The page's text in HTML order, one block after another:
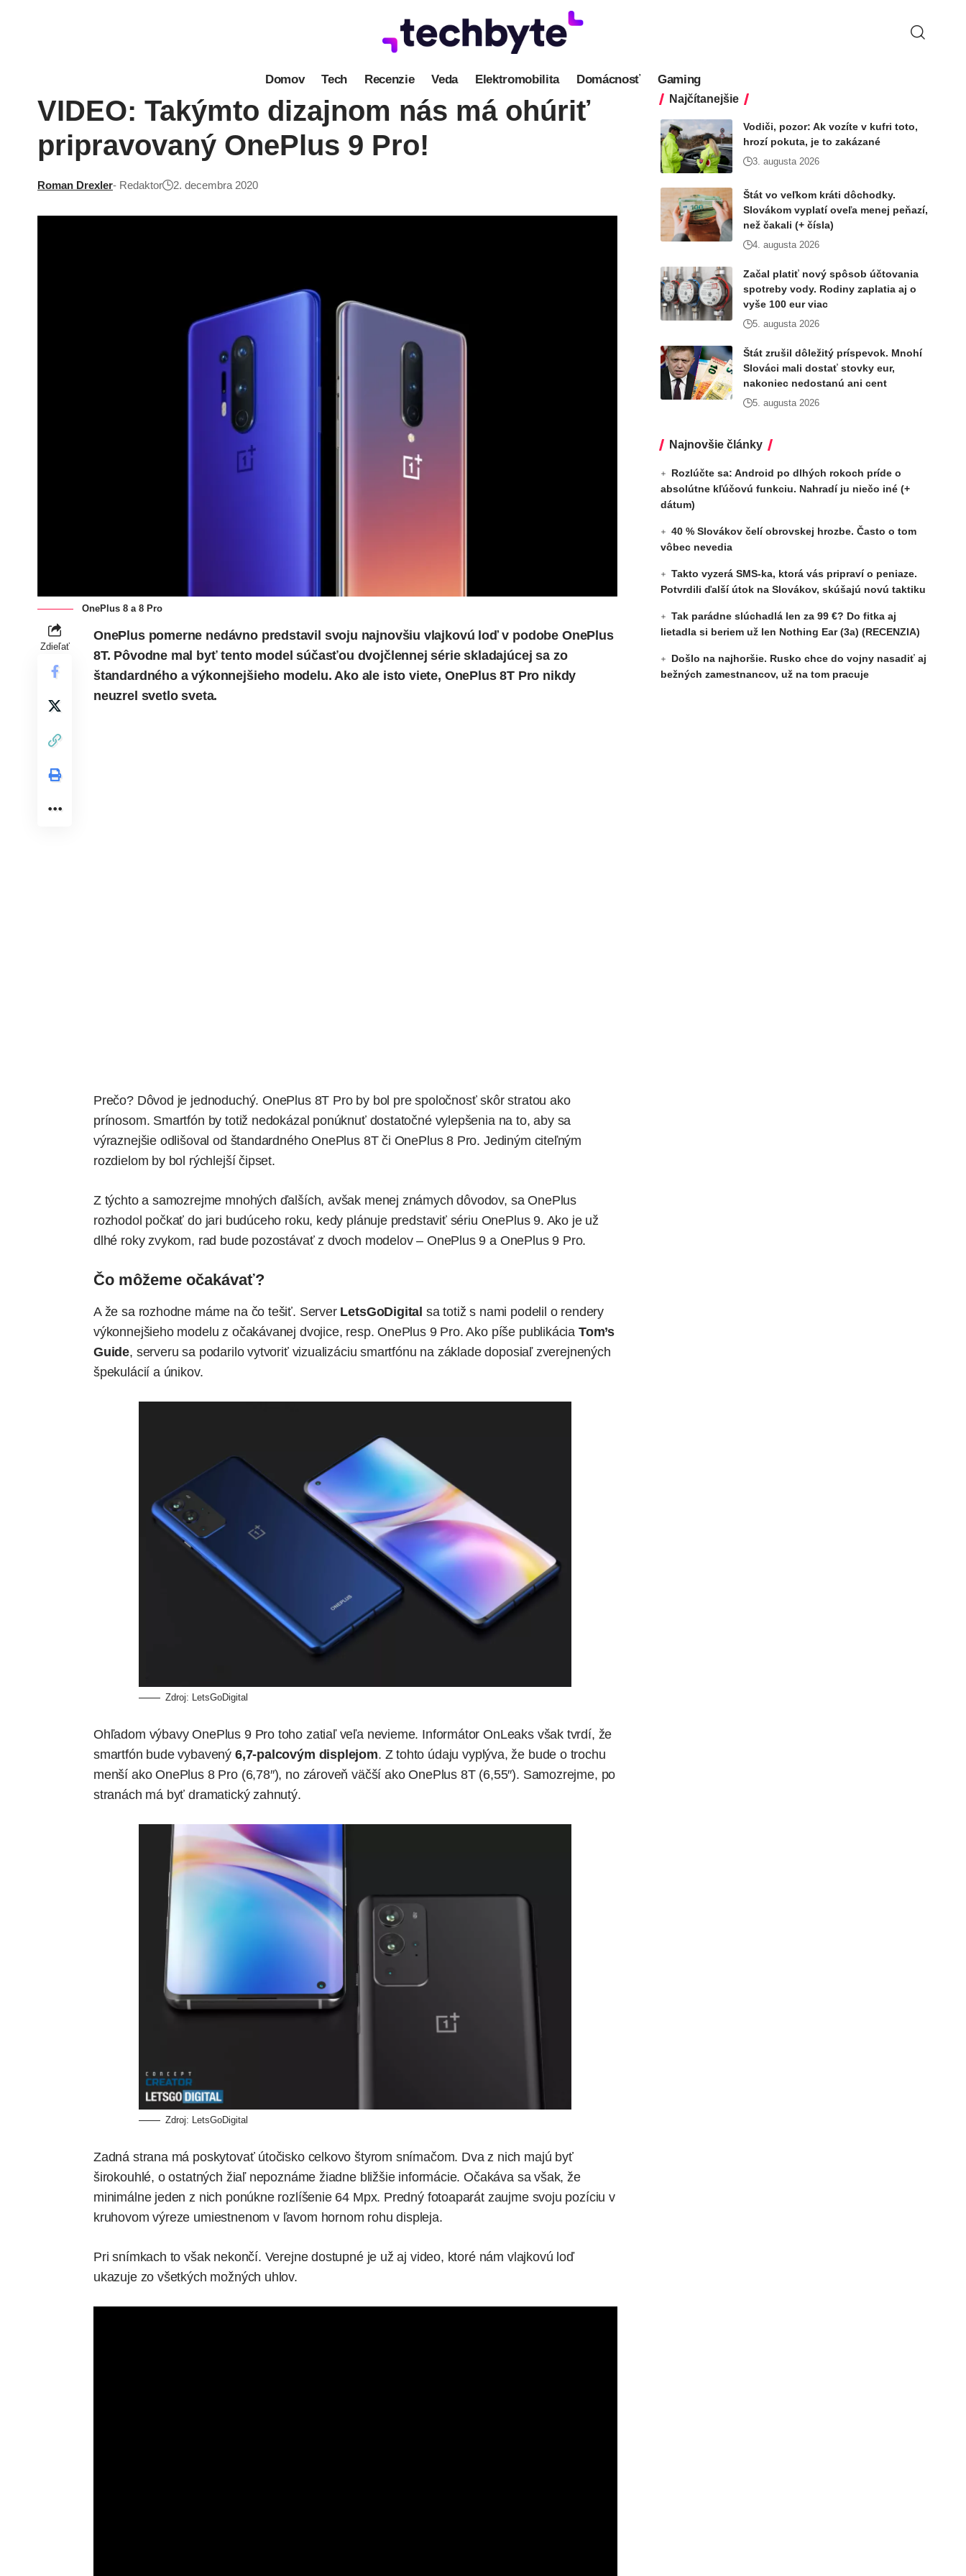
Domov Tech Recenzie Veda Elektromobilita Domácnosť Gaming
VIDEO: Takýmto dizajnom nás má ohúriť
pripravovaný OnePlus 9 Pro!
Roman Drexler- Redaktor 2. decembra 2020
OnePlus 8 a 8 Pro
Zdieľať
OnePlus pomerne nedávno predstavil svoju najnovšiu vlajkovú loď v podobe OnePlus
8T. Pôvodne mal byť tento model súčasťou dvojčlennej série skladajúcej sa zo
štandardného a výkonnejšieho modelu. Ako ale isto viete, OnePlus 8T Pro nikdy
neuzrel svetlo sveta.
Prečo? Dôvod je jednoduchý. OnePlus 8T Pro by bol pre spoločnosťskôr stratou ako
prínosom. Smartfón by totiž nedokázal ponúknuť dostatočné vylepšenia na to, aby sa
výraznejšie odlišoval od štandardného OnePlus 8T či OnePlus 8 Pro. Jediným citeľným
rozdielom by bol rýchlejší čipset.
Z týchto a samozrejme mnohých ďalších, avšak menej známych dôvodov, sa OnePlus
rozhodol počkať do jari budúceho roku, kedy plánuje predstaviť sériu OnePlus 9. Ako je už
dlhé roky zvykom, rad bude pozostávať z dvoch modelov – OnePlus 9 a OnePlus 9 Pro.
Čo môžeme očakávať?
A že sa rozhodne máme na čo tešiť. Server LetsGoDigital sa totiž s nami podelil o rendery
výkonnejšieho modelu z očakávanej dvojice, resp. OnePlus 9 Pro. Ako píše publikácia Tom’s
Guide, serveru sa podarilo vytvoriť vizualizáciu smartfónu na základe doposiaľ zverejnených
špekulácií a únikov.
Zdroj: LetsGoDigital
Ohľadom výbavy OnePlus 9 Pro toho zatiaľ veľa nevieme. Informátor OnLeaks však tvrdí, že
smartfón bude vybavený 6,7-palcovým displejom. Z tohto údaju vyplýva, že bude o trochu
menší ako OnePlus 8 Pro (6,78″), no zároveň väčší ako OnePlus 8T (6,55″). Samozrejme, po
stranách má byť dramatický zahnutý.
Zdroj: LetsGoDigital
Zadná strana má poskytovať útočisko celkovo štyrom snímačom. Dva z nich majú byť
širokouhlé, o ostatných žiaľ nepoznáme žiadne bližšie informácie. Očakáva sa však, že
minimálne jeden z nich ponúkne rozlíšenie 64 Mpx. Predný fotoaparát zaujme svoju pozíciu v
kruhovom výreze umiestnenom v ľavom hornom rohu displeja.
Pri snímkach to však nekončí. Verejne dostupné je už aj video, ktoré nám vlajkovú loď
ukazuje zo všetkých možných uhlov.
Najčítanejšie
Vodiči, pozor: Ak vozíte v kufri toto,
hrozí pokuta, je to zakázané
3. augusta 2026
Štát vo veľkom kráti dôchodky.
Slovákom vyplatí oveľa menej peňazí,
než čakali (+ čísla)
4. augusta 2026
Začal platiť nový spôsob účtovania
spotreby vody. Rodiny zaplatia aj o
vyše 100 eur viac
5. augusta 2026
Štát zrušil dôležitý príspevok. Mnohí
Slováci mali dostať stovky eur,
nakoniec nedostanú ani cent
5. augusta 2026
Najnovšie články
Rozlúčte sa: Android po dlhých rokoch príde o
absolútne kľúčovú funkciu. Nahradí ju niečo iné (+
dátum)
40 % Slovákov čelí obrovskej hrozbe. Často o tom
vôbec nevedia
Takto vyzerá SMS-ka, ktorá vás pripraví o peniaze.
Potvrdili ďalší útok na Slovákov, skúšajú novú taktiku
Tak parádne slúchadlá len za 99 €? Do fitka aj
lietadla si beriem už len Nothing Ear (3a) (RECENZIA)
Došlo na najhoršie. Rusko chce do vojny nasadiť aj
bežných zamestnancov, už na tom pracuje